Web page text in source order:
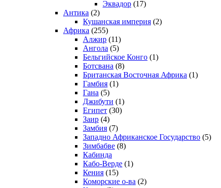
Эквадор (17)
Антика (2)
Кушанская империя (2)
Африка (255)
Алжир (11)
Ангола (5)
Бельгийское Конго (1)
Ботсвана (8)
Британская Восточная Африка (1)
Гамбия (1)
Гана (5)
Джибути (1)
Египет (30)
Заир (4)
Замбия (7)
Западно Африканское Государство (5)
Зимбабве (8)
Кабинда
Кабо-Верде (1)
Кения (15)
Коморские о-ва (2)